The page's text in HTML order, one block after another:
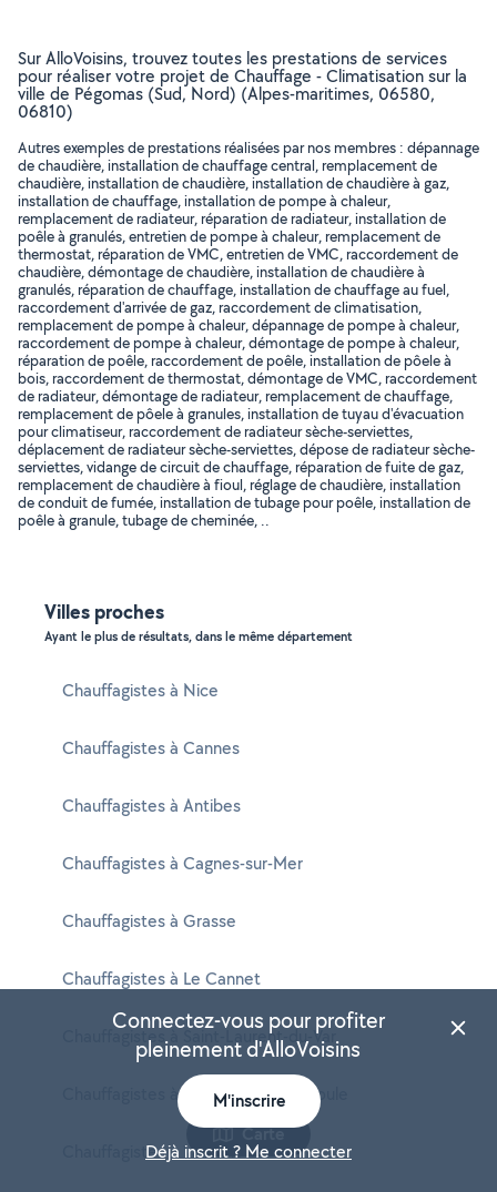
Sur AlloVoisins, trouvez toutes les prestations de services
pour réaliser votre projet de Chauffage - Climatisation sur la
ville de Pégomas (Sud, Nord) (Alpes-maritimes, 06580,
06810)
Autres exemples de prestations réalisées par nos membres : dépannage
de chaudière, installation de chauffage central, remplacement de
chaudière, installation de chaudière, installation de chaudière à gaz,
installation de chauffage, installation de pompe à chaleur,
remplacement de radiateur, réparation de radiateur, installation de
poêle à granulés, entretien de pompe à chaleur, remplacement de
thermostat, réparation de VMC, entretien de VMC, raccordement de
chaudière, démontage de chaudière, installation de chaudière à
granulés, réparation de chauffage, installation de chauffage au fuel,
raccordement d'arrivée de gaz, raccordement de climatisation,
remplacement de pompe à chaleur, dépannage de pompe à chaleur,
raccordement de pompe à chaleur, démontage de pompe à chaleur,
réparation de poêle, raccordement de poêle, installation de pôele à
bois, raccordement de thermostat, démontage de VMC, raccordement
de radiateur, démontage de radiateur, remplacement de chauffage,
remplacement de pôele à granules, installation de tuyau d'évacuation
pour climatiseur, raccordement de radiateur sèche-serviettes,
déplacement de radiateur sèche-serviettes, dépose de radiateur sèche-
serviettes, vidange de circuit de chauffage, réparation de fuite de gaz,
remplacement de chaudière à fioul, réglage de chaudière, installation
de conduit de fumée, installation de tubage pour poêle, installation de
poêle à granule, tubage de cheminée, ..
Villes proches
Ayant le plus de résultats, dans le même département
Chauffagistes à Nice
Chauffagistes à Cannes
Chauffagistes à Antibes
Chauffagistes à Cagnes-sur-Mer
Chauffagistes à Grasse
Chauffagistes à Le Cannet
Chauffagistes à Saint-Laurent-du-Var
Chauffagistes à Mandelieu-la-Napoule
Chauffagistes à Vallauris
Carte
Connectez-vous pour profiter
pleinement d'AlloVoisins
M'inscrire
Déjà inscrit ? Me connecter